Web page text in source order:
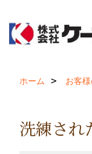
ホーム お客
洗練され